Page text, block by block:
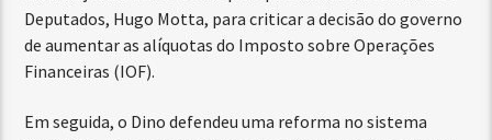
Deputados, Hugo Motta, para criticar a decisão do governo
de aumentar as alíquotas do Imposto sobre Operações
Financeiras (IOF).
Em seguida, o Dino defendeu uma reforma no sistema